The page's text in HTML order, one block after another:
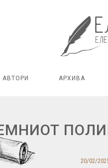
АВТОРИ АРХИВА
20/02/